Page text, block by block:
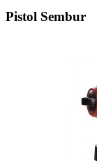
Pistol Sembur